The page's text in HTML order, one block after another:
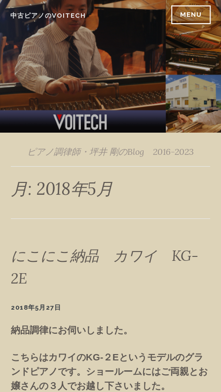
Skip
to
content
中古ピアノのVOITECH MENU
ピアノ調律師・坪井 剛のBlog 2016-2023
月: 2018年5月
にこにこ納品 カワイ KG-
2E
2018年5月27日
納品調律にお伺いしました。
こちらはカワイのKG-２Eというモデルのグラ
ンドピアノです。ショールームにはご両親とお
嬢さんの３人でお越し下さいました。